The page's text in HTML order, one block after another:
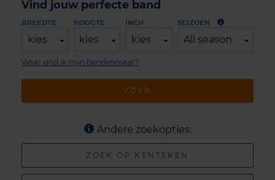
Vind jouw perfecte band
BREEDTE
kies
HOOGTE
kies
INCH
kies
SEIZOEN
All season
ZOEK
Waar vind ik mijn bandenmaat?
Andere zoekopties:
ZOEK OP KENTEKEN